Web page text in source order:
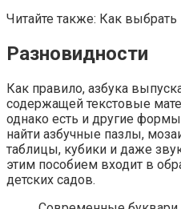
Читайте также: Как
Разновидности
Как правило, азбука
содержащей текстовые
однако есть и другие
найти азбучные пазлы,
таблицы, кубики и даже
этим пособием входит в
детских садов.